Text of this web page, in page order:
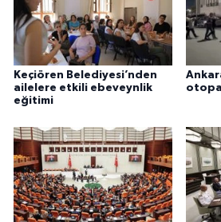
Keçiören Belediyesi’nden
ailelere etkili ebeveynlik
eğitimi